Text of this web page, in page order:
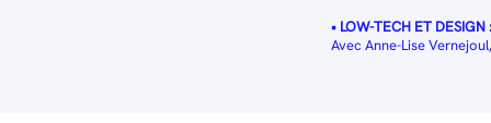
• LOW-TECH ET DESIGN
Avec Anne-Lise